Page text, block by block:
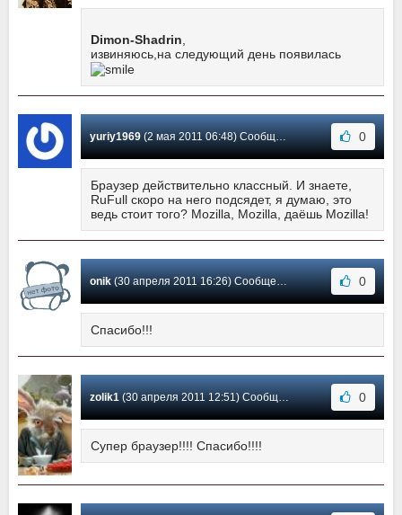
Dimon-Shadrin
извиняюсь,на следующий день появилась
yuriy1969(2 мая 2011 06:48) Сообщение #36 0
Браузер действительно классный. И знаете,
RuFull скоро на него подсядет, я думаю, это
ведь стоит того? Mozilla, Mozilla, даёшь Mozilla!
onik(30 апреля 2011 16:26) Сообщение #35 0
Спасибо!!!
zolik1(30 апреля 2011 12:51) Сообщение #34 0
Супер браузер!!!! Спасибо!!!!